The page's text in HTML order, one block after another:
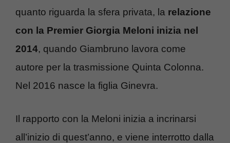
quanto riguarda la sfera privata, la relazione
con la Premier Giorgia Meloni inizia nel
2014, quando Giambruno lavora come
autore per la trasmissione Quinta Colonna.
Nel 2016 nasce la figlia Ginevra.
Il rapporto con la Meloni inizia a incrinarsi
all’inizio di quest’anno, e viene interrotto dalla